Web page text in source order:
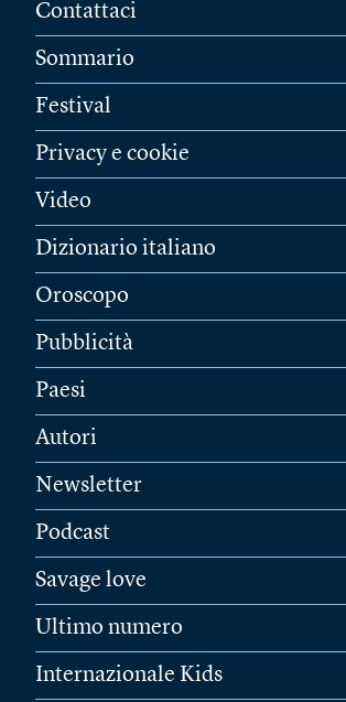
Contattaci
Sommario
Festival
Privacy e cookie
Video
Dizionario italiano
Oroscopo
Pubblicità
Paesi
Autori
Newsletter
Podcast
Savage love
Ultimo numero
Internazionale Kids